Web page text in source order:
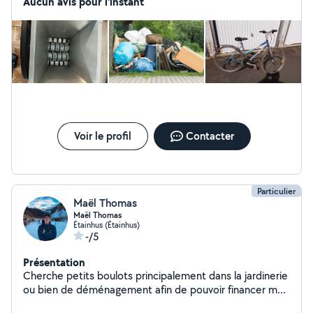
Voir le profil Contacter
Particulier
Maël Thomas
Maël Thomas
Étainhus (Étainhus)
-/5
Présentation
Cherche petits boulots principalement dans la jardinerie
ou bien de déménagement afin de pouvoir financer mes